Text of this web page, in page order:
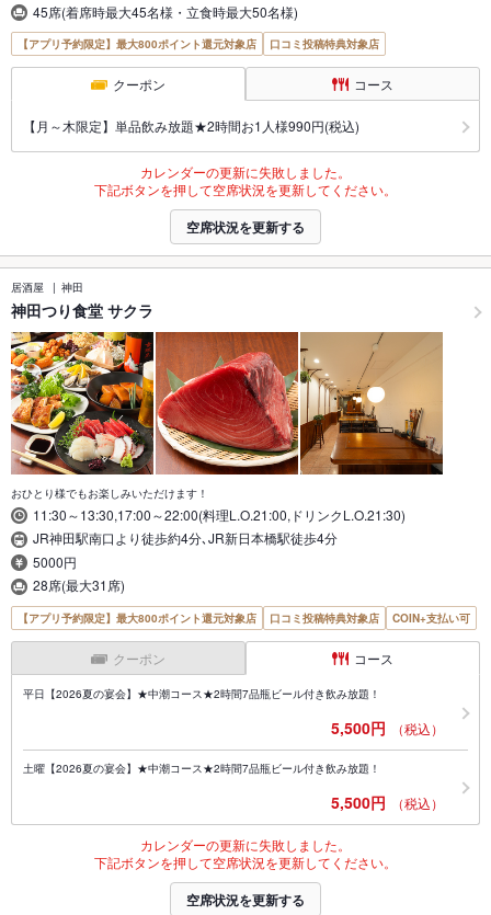
45席(着席時最大45名様・立食時最大50名様)
【アプリ予約限定】最大800ポイント還元対象店 口コミ投稿特典対象店
クーポン コース
【月～木限定】単品飲み放題★2時間お1人様990円(税込)
カレンダーの更新に失敗しました。
下記ボタンを押して空席状況を更新してください。
空席状況を更新する
居酒屋 神田
神田つり食堂 サクラ
おひとり様でもお楽しみいただけます！
11:30～13:30,17:00～22:00(料理L.O.21:00,ドリンクL.O.21:30)
JR神田駅南口より徒歩約4分､JR新日本橋駅徒歩4分
5000円
28席(最大31席)
【アプリ予約限定】最大800ポイント還元対象店 口コミ投稿特典対象店 COIN+支払い可
クーポン コース
平日【2026夏の宴会】★中潮コース★2時間7品瓶ビール付き飲み放題！
5,500円 （税込）
土曜【2026夏の宴会】★中潮コース★2時間7品瓶ビール付き飲み放題！
5,500円 （税込）
カレンダーの更新に失敗しました。
下記ボタンを押して空席状況を更新してください。
空席状況を更新する